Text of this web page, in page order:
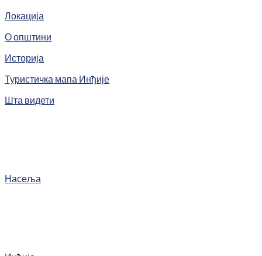
Локација
О општини
Историја
Туристичка мапа Инђије
Шта видети
Насеља